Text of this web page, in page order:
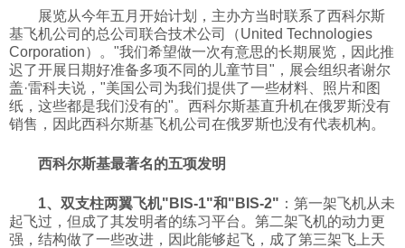
展览从今年五月开始计划，主办方当时联系了西科尔斯
基飞机公司的总公司联合技术公司（United Technologies
Corporation）。"我们希望做一次有意思的长期展览，因此推
迟了开展日期好准备多项不同的儿童节目"，展会组织者谢尔
盖·雷科夫说，"美国公司为我们提供了一些材料、照片和图
纸，这些都是我们没有的"。西科尔斯基直升机在俄罗斯没有
销售，因此西科尔斯基飞机公司在俄罗斯也没有代表机构。
西科尔斯基最著名的五项发明
1、双支柱两翼飞机"BIS-1"和"BIS-2" ：第一架飞机从未
起飞过，但成了其发明者的练习平台。第二架飞机的动力更
强，结构做了一些改进，因此能够起飞，成了第三架飞上天